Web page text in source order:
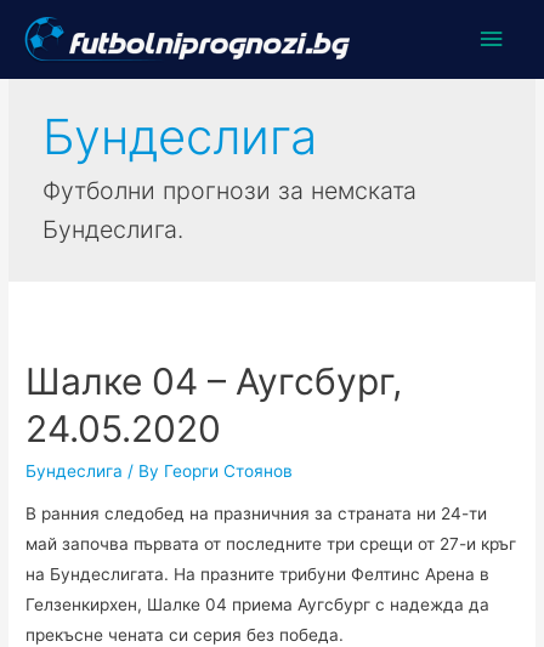
Main
Бундеслига
Футболни прогнози за немската
Бундеслига.
Шалке 04 – Аугсбург,
24.05.2020
Бундеслига / By Георги Стоянов
В ранния следобед на празничния за страната ни 24-ти
май започва първата от последните три срещи от 27-и кръг
на Бундеслигата. На празните трибуни Фелтинс Арена в
Гелзенкирхен, Шалке 04 приема Аугсбург с надежда да
прекъсне чената си серия без победа.